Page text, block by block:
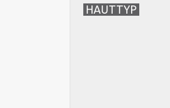
HAUTTYP